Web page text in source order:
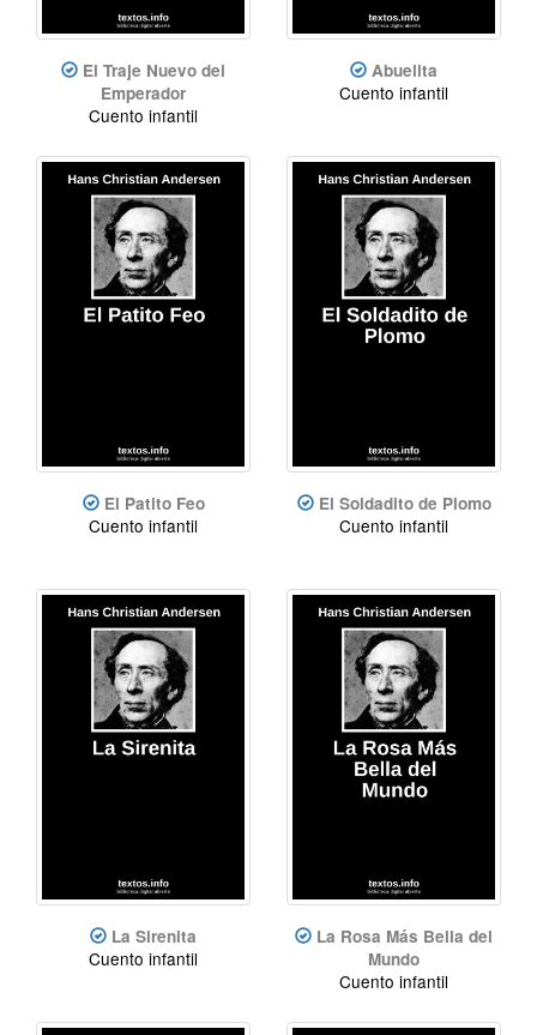
El Traje Nuevo del
Emperador
Cuento infantil
Abuelita
Cuento infantil
El Patito Feo
Cuento infantil
El Soldadito de Plomo
Cuento infantil
La Sirenita
Cuento infantil
La Rosa Más Bella del
Mundo
Cuento infantil